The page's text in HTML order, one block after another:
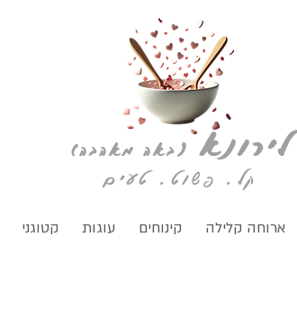
לירונא(באה מאהבה)
קל. פשוט. טעים
ארוחה קלילה קינוחים עוגות קטוגני